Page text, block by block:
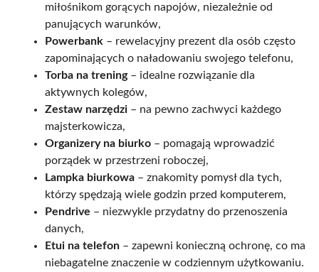
miłośnikom gorących napojów, niezależnie od
panujących warunków,
Powerbank – rewelacyjny prezent dla osób często
zapominających o naładowaniu swojego telefonu,
Torba na trening– idealne rozwiązanie dla
aktywnych kolegów,
Zestaw narzędzi – na pewno zachwyci każdego
majsterkowicza,
Organizery na biurko – pomagają wprowadzić
porządek w przestrzeni roboczej,
Lampka biurkowa – znakomity pomysł dla tych,
którzy spędzają wiele godzin przed komputerem,
Pendrive – niezwykle przydatny do przenoszenia
danych,
Etui na telefon – zapewni konieczną ochronę, co ma
niebagatelne znaczenie w codziennym użytkowaniu.